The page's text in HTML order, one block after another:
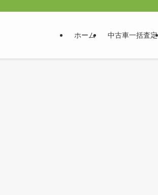
ホーム 中古車一括査定